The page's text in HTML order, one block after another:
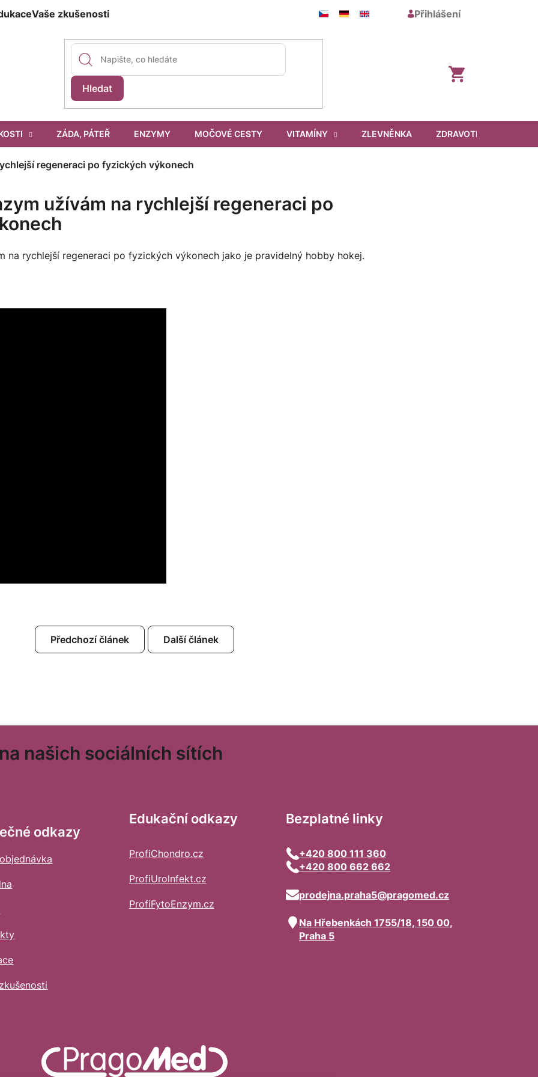
Vaše zkušenosti Přihlášení
Hledat
Nákupní
ZÁDA, PÁTEŘ ENZYMY MOČOVÉ CESTY VITAMÍNY ZLEVNĚNKA ZDRAVOTNICKÉ
regeneraci po fyzických výkonech
užívám na rychlejší regeneraci po
na rychlejší regeneraci po fyzických výkonech jako je pravidelný hobby hokej.
Předchozí článek Další článek
našich sociálních sítích
odkazy
Edukační odkazy
ProfiChondro.cz
ProfiUrolnfekt.cz
ProfiFytoEnzym.cz
Bezplatné linky
+420 800 111 360
+420 800 662 662
prodejna.praha5@pragomed.cz
Na Hřebenkách 1755/18, 150 00,
Praha 5